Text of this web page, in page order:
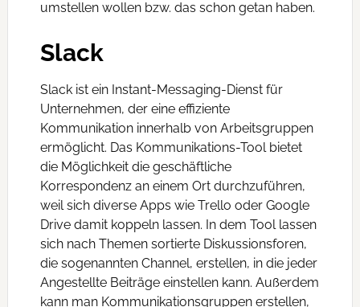
umstellen wollen bzw. das schon getan haben.
Slack
Slack ist ein Instant-Messaging-Dienst für
Unternehmen, der eine effiziente
Kommunikation innerhalb von Arbeitsgruppen
ermöglicht. Das Kommunikations-Tool bietet
die Möglichkeit die geschäftliche
Korrespondenz an einem Ort durchzuführen,
weil sich diverse Apps wie Trello oder Google
Drive damit koppeln lassen. In dem Tool lassen
sich nach Themen sortierte Diskussionsforen,
die sogenannten Channel, erstellen, in die jeder
Angestellte Beiträge einstellen kann. Außerdem
kann man Kommunikationsgruppen erstellen,